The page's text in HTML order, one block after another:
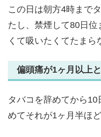
この日は朝方4時まで
たし、禁煙して80日
くて吸いたくてたまら
偏頭痛が1ヶ月以上
タバコを辞めてから
めてそれが1ヶ月半ほ